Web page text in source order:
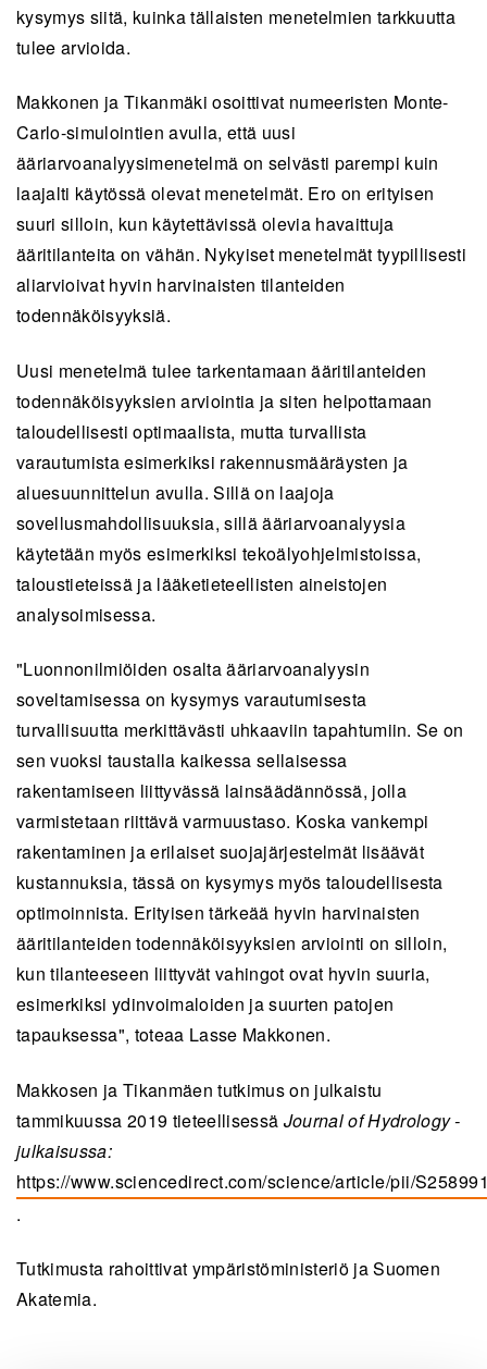
kysymys siitä, kuinka tällaisten menetelmien tarkkuutta
tulee arvioida.
Makkonen ja Tikanmäki osoittivat numeeristen Monte-
Carlo-simulointien avulla, että uusi
ääriarvoanalyysimenetelmä on selvästi parempi kuin
laajalti käytössä olevat menetelmät. Ero on erityisen
suuri silloin, kun käytettävissä olevia havaittuja
ääritilanteita on vähän. Nykyiset menetelmät tyypillisesti
aliarvioivat hyvin harvinaisten tilanteiden
todennäköisyyksiä.
Uusi menetelmä tulee tarkentamaan ääritilanteiden
todennäköisyyksien arviointia ja siten helpottamaan
taloudellisesti optimaalista, mutta turvallista
varautumista esimerkiksi rakennusmääräysten ja
aluesuunnittelun avulla. Sillä on laajoja
sovellusmahdollisuuksia, sillä ääriarvoanalyysia
käytetään myös esimerkiksi tekoälyohjelmistoissa,
taloustieteissä ja lääketieteellisten aineistojen
analysoimisessa.
"Luonnonilmiöiden osalta ääriarvoanalyysin
soveltamisessa on kysymys varautumisesta
turvallisuutta merkittävästi uhkaaviin tapahtumiin. Se on
sen vuoksi taustalla kaikessa sellaisessa
rakentamiseen liittyvässä lainsäädännössä, jolla
varmistetaan riittävä varmuustaso. Koska vankempi
rakentaminen ja erilaiset suojajärjestelmät lisäävät
kustannuksia, tässä on kysymys myös taloudellisesta
optimoinnista. Erityisen tärkeää hyvin harvinaisten
ääritilanteiden todennäköisyyksien arviointi on silloin,
kun tilanteeseen liittyvät vahingot ovat hyvin suuria,
esimerkiksi ydinvoimaloiden ja suurten patojen
tapauksessa", toteaa Lasse Makkonen.
Makkosen ja Tikanmäen tutkimus on julkaistu
tammikuussa 2019 tieteellisessä Journal of Hydrology -
julkaisussa:
https://www.sciencedirect.com/science/article/pii/
(opens in a new tab)
.
Tutkimusta rahoittivat ympäristöministeriö ja Suomen
Akatemia.